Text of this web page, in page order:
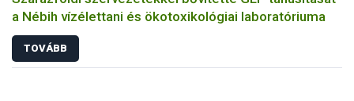
a Nébih vízélettani és ökotoxikológiai laboratóriuma
TOVÁBB